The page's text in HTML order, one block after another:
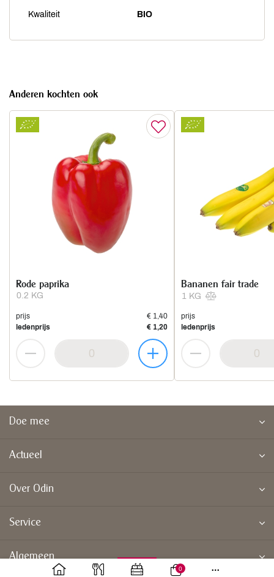
Kwaliteit BIO
Anderen kochten ook
0.2 KG
Rode paprika
prijs
€ 1,40
ledenprijs
€ 1,20
1 KG
Bananen fair trade
prijs
ledenprijs
Doe mee
Actueel
Over Odin
Service
Algemeen
0